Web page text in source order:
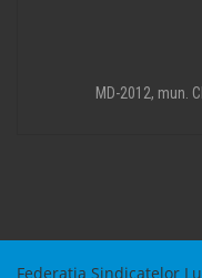
MD-2012, mun.
Federația Sindicatelor